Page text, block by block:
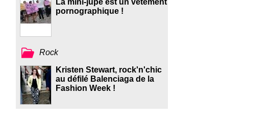
pornographique !
Rock
Kristen Stewart, rock'n'chic
au défilé Balenciaga de la
Fashion Week !